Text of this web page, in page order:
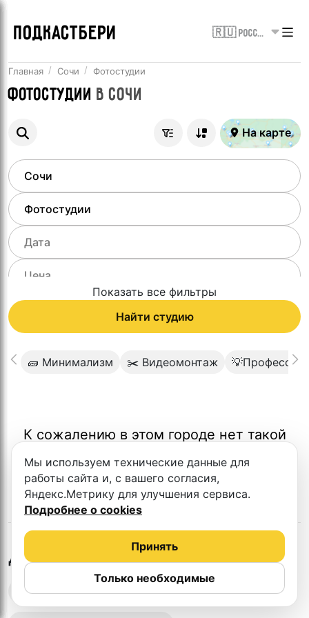
ПОДКАСТБЕРИ 🇷🇺 Россия
Главная Сочи Фотостудии
Фотостудии вСочи
На карте
Показать все фильтры
Найти студию
🧱 Минимализм ✂️ Видеомонтаж
К сожалению в этом городе нет такой
Другие студии в Сочи
Выездная запись подкастов
Мы используем технические данные для
работы сайта и, с вашего согласия,
Яндекс.Метрику для улучшения сервиса.
Подробнее о cookies
Только необходимые
Принять